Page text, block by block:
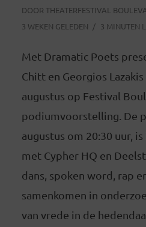
DOOR THEATERFESTIVAL
3 WEKEN GELEDEN
3 MINUTEN
Met Dramatic Poets
Chitt en Georgios
augustus op Festival
podiumvoorstelling. De
augustus om 20:30 uur,
met Cypher HQ en
dans, spoken word, rap
samenkomen in
van vrede in de